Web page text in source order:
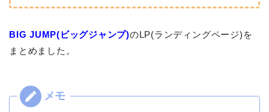
BIG JUMP(ビッグジャンプ)のLP(ランディングページ)を
まとめました。